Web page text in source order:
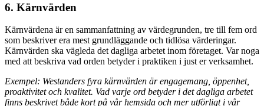
6. Kärnvärden
Kärnvärdena är en sammanfattning av värdegrunden, tre till fem ord
som beskriver era mest grundläggande och tidlösa värderingar.
Kärnvärden ska vägleda det dagliga arbetet inom företaget. Var noga
med att beskriva vad orden betyder i praktiken i just er verksamhet.
Exempel: Westanders fyra kärnvärden är engagemang, öppenhet,
proaktivitet och kvalitet. Vad varje ord betyder i det dagliga arbetet
finns beskrivet både kort på vår hemsida och mer utförligt i vår